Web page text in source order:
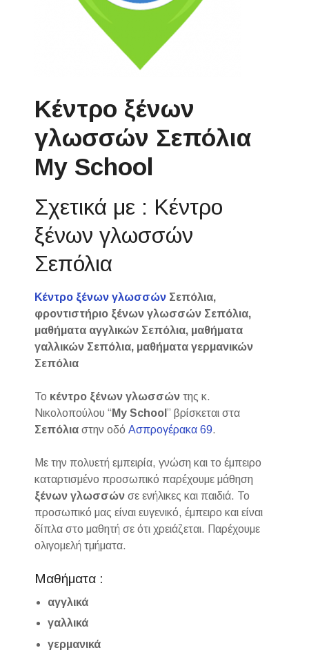
Κέντρο ξένων
γλωσσών Σεπόλια
My School
Σχετικά με : Κέντρο
ξένων γλωσσών
Σεπόλια
Κέντρο ξένων γλωσσών Σεπόλια,
φροντιστήριο ξένων γλωσσών Σεπόλια,
μαθήματα αγγλικών Σεπόλια, μαθήματα
γαλλικών Σεπόλια, μαθήματα γερμανικών
Σεπόλια
Το κέντρο ξένων γλωσσών της κ.
Νικολοπούλου “ My School” βρίσκεται στα
Σεπόλιαστην οδόΑσπρογέρακα 69.
Με την πολυετή εμπειρία, γνώση και το έμπειρο
καταρτισμένο προσωπικό παρέχουμε μάθηση
ξένων γλωσσών σε ενήλικες και παιδιά. Το
προσωπικό μας είναι ευγενικό, έμπειρο και είναι
δίπλα στο μαθητή σε ότι χρειάζεται. Παρέχουμε
ολιγομελή τμήματα.
Μαθήματα :
αγγλικά
γαλλικά
γερμανικά